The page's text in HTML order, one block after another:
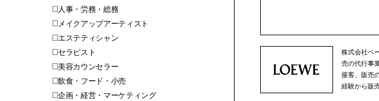
人事・労務・総務
メイクアップアーティスト
エステティシャン
セラピスト
美容カウンセラー
飲食・フード・小売
企画・経営・マーケティング
株式会社ベ
売の代行事
接客、販売
経験から販